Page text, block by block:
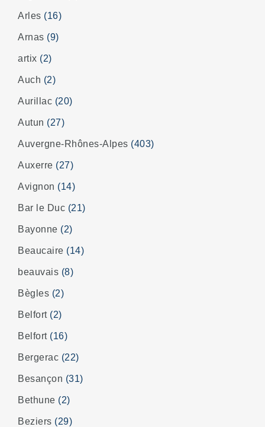
Arles (16)
Arnas (9)
artix (2)
Auch (2)
Aurillac (20)
Autun (27)
Auvergne-Rhônes-Alpes (403)
Auxerre (27)
Avignon (14)
Bar le Duc (21)
Bayonne (2)
Beaucaire (14)
beauvais (8)
Bègles (2)
Belfort (2)
Belfort (16)
Bergerac (22)
Besançon (31)
Bethune (2)
Beziers (29)